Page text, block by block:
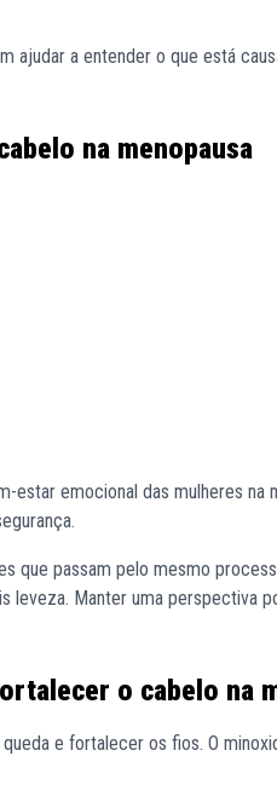
ajudar a entender o que está
na menopausa
emocional das mulheres na
que passam pelo mesmo
leveza. Manter uma perspectiva
o cabelo na
e fortalecer os fios. O